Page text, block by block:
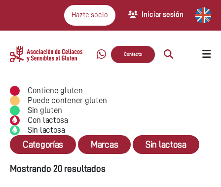
Hazte socio Iniciar sesión
Contacto
Contiene gluten
Puede contener gluten
Sin gluten
Con lactosa
Sin lactosa
Categorías Marcas Sin lactosa
Mostrando 20 resultados